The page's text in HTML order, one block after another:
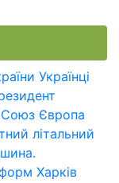
Українці
Союз Європа
літальний
Харків